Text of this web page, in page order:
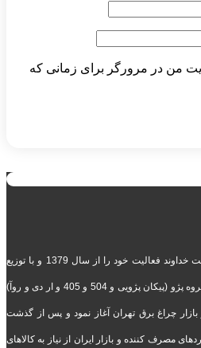
من در مرورگر برای زمانی که
تیم راه روشن(voltcar) با لطف و عنایت خداوند فعالیت خود را از سال 1379 و با توزیع
لوازم یدکی محصولات ایران خودرو و گروه پژو (پیکان پژویی و 504 و 405 و ار دی و روآ)
بازار چراغ برق تهران آغاز نمود و پس از گذشت
مصرف کننده و بازار ایران از نیاز به کالاهای